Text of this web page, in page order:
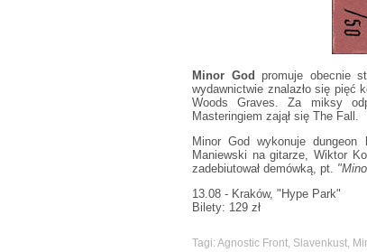
Minor God promuje obecnie
wydawnictwie znalazło się pięć
Woods Graves. Za miksy
Masteringiem zajął się The Fall.
Minor God wykonuje
Maniewski na gitarze, Wiktor
zadebiutował demówką, pt.
13.08 - Kraków, "Hype Park"
Bilety: 129 zł
Tagi: Agnostic Front, Slavenkust,